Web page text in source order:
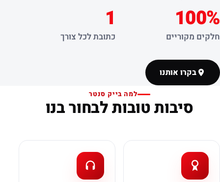
100%
חלקים מקוריים
1
כתובת לכל צורך
בקרו אותנו
למה בייק סנטר
סיבות טובות לבחור בנו